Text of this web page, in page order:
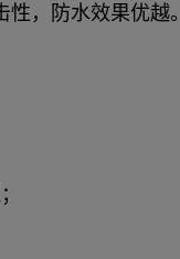
，防水效果优越。